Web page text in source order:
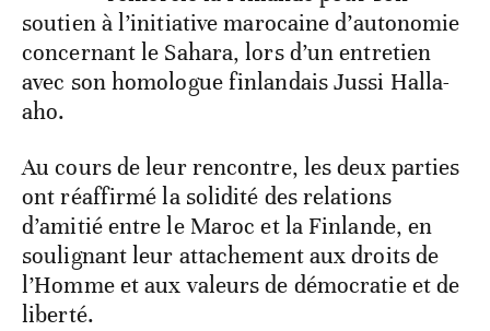
soutien à l’initiative marocaine d’autonomie
concernant le Sahara, lors d’un entretien
avec son homologue finlandais Jussi Halla-
aho.
Au cours de leur rencontre, les deux parties
ont réaffirmé la solidité des relations
d’amitié entre le Maroc et la Finlande, en
soulignant leur attachement aux droits de
l’Homme et aux valeurs de démocratie et de
liberté.